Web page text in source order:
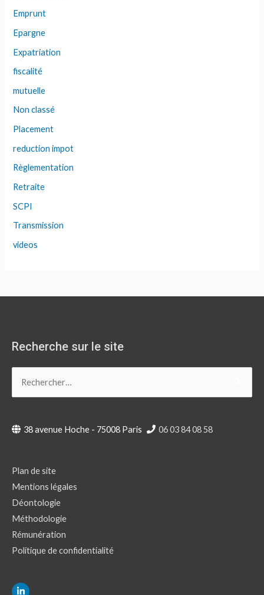
Emprunt
Epargne
Expatriation
fiscalité
mutuelle
Non classé
Placement
reduction impot
Règlementation
Retraite
SCPI
Transmission
videos
Recherche sur le site
38 avenue Hoche - 75008 Paris 06 03 84 08 58
Plan de site
Mentions légales
Déontologie
Méthodologie
Rémunération
Politique de confidentialité